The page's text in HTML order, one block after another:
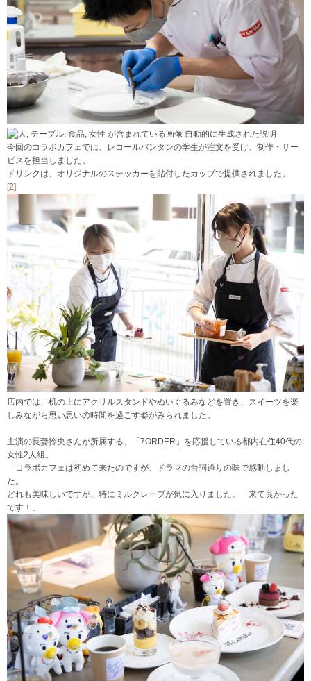
今回のコラボカフェでは、レコールバンタンの学生が注文を受け、制作・サー
ビスを担当しました。
ドリンクは、オリジナルのステッカーを貼付したカップで提供されました。
[2]
店内では、机の上にアクリルスタンドやぬいぐるみなどを置き、スイーツを楽
しみながら思い思いの時間を過ごす姿がみられました。
主演の長妻怜央さんが所属する、「7ORDER」を応援している都内在住40代の
女性2人組。
「コラボカフェは初めて来たのですが、ドラマの台詞通りの味で感動しまし
た。
どれも美味しいですが、特にミルクレープが気に入りました。 来て良かった
です！」